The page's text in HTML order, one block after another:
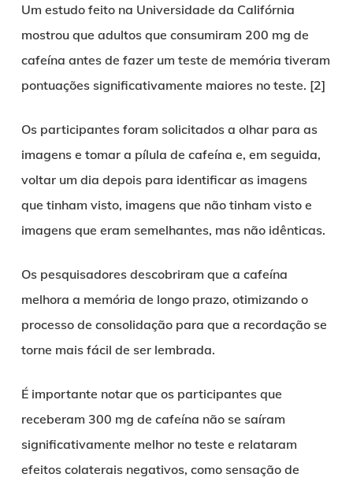
Um estudo feito na Universidade da Califórnia
mostrou que adultos que consumiram 200 mg de
cafeína antes de fazer um teste de memória tiveram
pontuações significativamente maiores no teste. [2]
Os participantes foram solicitados a olhar para as
imagens e tomar a pílula de cafeína e, em seguida,
voltar um dia depois para identificar as imagens
que tinham visto, imagens que não tinham visto e
imagens que eram semelhantes, mas não idênticas.
Os pesquisadores descobriram que a cafeína
melhora a memória de longo prazo, otimizando o
processo de consolidação para que a recordação se
torne mais fácil de ser lembrada.
É importante notar que os participantes que
receberam 300 mg de cafeína não se saíram
significativamente melhor no teste e relataram
efeitos colaterais negativos, como sensação de